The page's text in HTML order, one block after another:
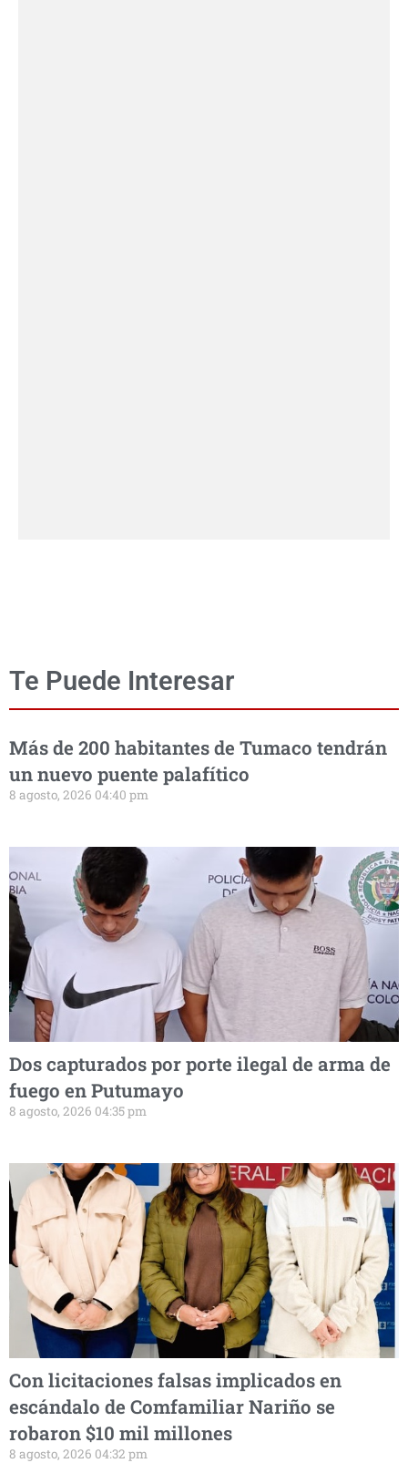
Te Puede Interesar
Más de 200 habitantes de Tumaco tendrán
un nuevo puente palafítico
8 agosto, 2026 04:40 pm
Dos capturados por porte ilegal de arma de
fuego en Putumayo
8 agosto, 2026 04:35 pm
Con licitaciones falsas implicados en
escándalo de Comfamiliar Nariño se
robaron $10 mil millones
8 agosto, 2026 04:32 pm